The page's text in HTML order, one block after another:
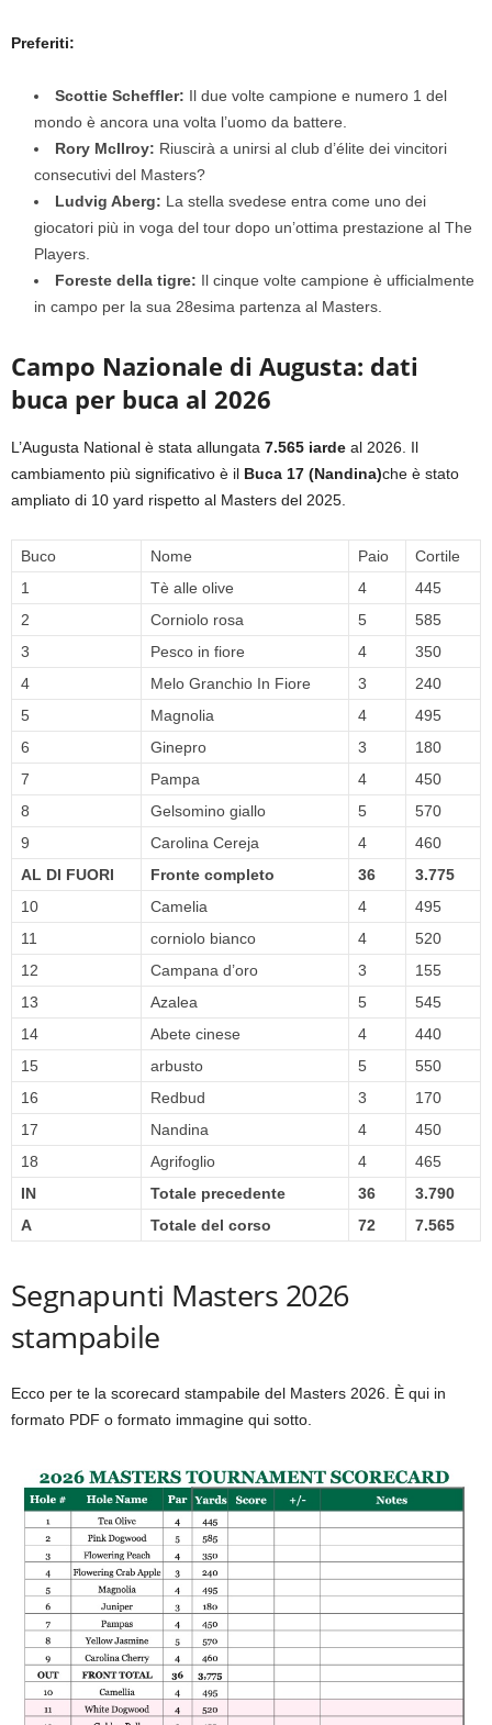
Preferiti:
Scottie Scheffler: Il due volte campione e numero 1 del
mondo è ancora una volta l’uomo da battere.
Rory McIlroy: Riuscirà a unirsi al club d’élite dei vincitori
consecutivi del Masters?
Ludvig Aberg: La stella svedese entra come uno dei
giocatori più in voga del tour dopo un’ottima prestazione al The
Players.
Foreste della tigre: Il cinque volte campione è ufficialmente
in campo per la sua 28esima partenza al Masters.
Campo Nazionale di Augusta: dati
buca per buca al 2026
L’Augusta National è stata allungata 7.565 iarde al 2026. Il
cambiamento più significativo è il Buca 17 (Nandina)che è stato
ampliato di 10 yard rispetto al Masters del 2025.
Buco Nome Paio
Cortile
1
Tè alle olive 4
445
2
Corniolo rosa 5
585
3
Pesco in fiore 4
350
4
Melo Granchio In Fiore 3
240
5
Magnolia 4
495
6
Ginepro 3
180
7
Pampa 4
450
8
Gelsomino giallo 5
570
9
Carolina Cereja 4
460
AL DI FUORI
Fronte completo 36
3.775
10
Camelia 4
495
11
corniolo bianco 4
520
12
Campana d’oro 3
155
13
Azalea 5
545
14
Abete cinese 4
440
15
arbusto 5
550
16
Redbud 3
170
17
Nandina 4
450
18
Agrifoglio 4
465
IN
Totale precedente 36
3.790
A
Totale del corso 72 7.565
Segnapunti Masters 2026
stampabile
Ecco per te la scorecard stampabile del Masters 2026. È qui in
formato PDF o formato immagine qui sotto.